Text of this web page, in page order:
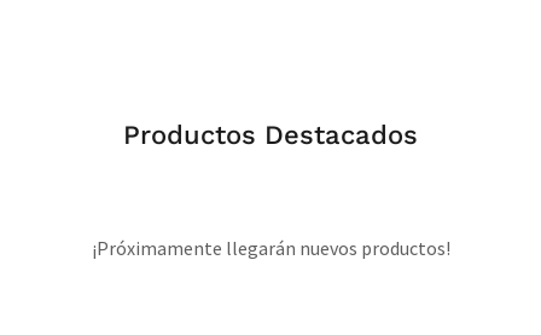
Productos Destacados
¡Próximamente llegarán nuevos productos!